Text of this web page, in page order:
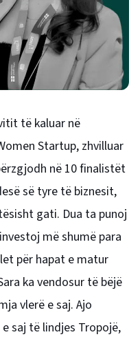
të kaluar në
Startup, zhvilluar
në 10 finalistët
së tyre të biznesit,
gati. Dua ta punoj
më shumë para
për hapat e matur
ka vendosur të bëjë
vlerë e saj. Ajo
saj të lindjes Tropojë,